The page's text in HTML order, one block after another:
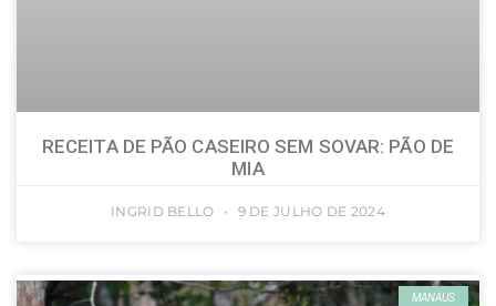
RECEITA DE PÃO CASEIRO SEM SOVAR: PÃO DE
MIA
INGRID BELLO 9 DE JULHO DE 2024
MANAUS